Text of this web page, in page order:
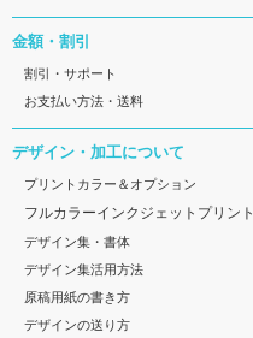
金額・割引
割引・サポート
お支払い方法・送料
デザイン・加工について
プリントカラー＆オプション
フルカラーインクジェットプリント
デザイン集・書体
デザイン集活用方法
原稿用紙の書き方
デザインの送り方